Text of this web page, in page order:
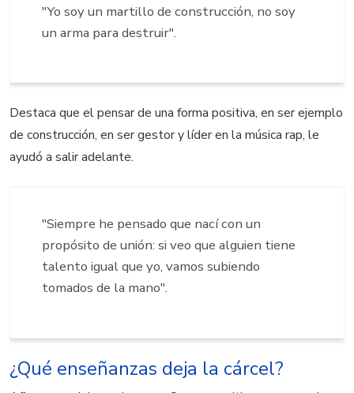
"Yo soy un martillo de construcción, no soy
un arma para destruir".
Destaca que el pensar de una forma positiva, en ser ejemplo
de construcción, en ser gestor y líder en la música rap, le
ayudó a salir adelante.
"Siempre he pensado que nací con un
propósito de unión: si veo que alguien tiene
talento igual que yo, vamos subiendo
tomados de la mano".
¿Qué enseñanzas deja la cárcel?